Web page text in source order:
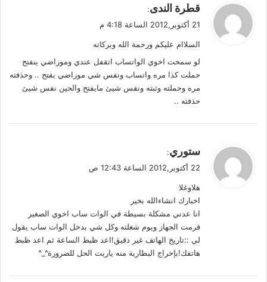
ي
ق
ل
قطرة الندى:
21 أكتوبر,2012 الساعة 4:18 م
السلاام عليكم ورحمة الله وبركاته
لو سمحت اخوي الواتساب اتقفل عندي وموراضي ينفتح
حملت كذا مره واتساب ونفس شي موراضي يفتح .. وحذفته
مره وحملته وثبته ونفس شيئ مايفتح والحين نفس شيئ
حذفته ..
ي
ق
ل
ستوري:
22 أكتوبر,2012 الساعة 12:43 ص
هلاوغلا
اخبارك انشاءالله بخير
انا عدني مشكلة بسيطة في الوات ساب اخوي الصغير
فرمت الجهاز ويوم شغلته وكل شي بدخل الوات ساب يقول
لي ::تاريخ الهاتف غير دقيق!اعد ظبط الساعة ثم اعد ظبط
هاتفك!بإخراج البطارية منه ياريت الحل للضرورة^_^